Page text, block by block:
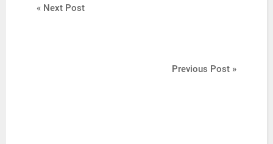
« Next Post
Previous Post »